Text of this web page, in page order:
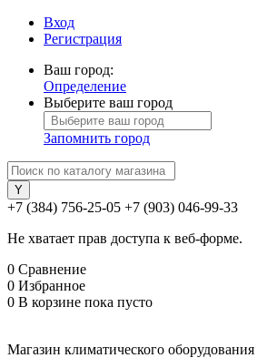
Вход
Регистрация
Ваш город:
Определение
Выберите ваш город
Запомнить город
+7 (384) 756-25-05 +7 (903) 046-99-33
Не хватает прав доступа к веб-форме.
0 Сравнение
0 Избранное
0 В корзине пока пусто
Магазин климатического оборудования